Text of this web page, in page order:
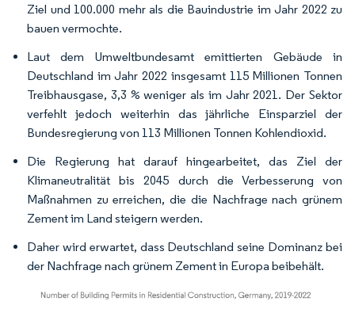
Ziel und 100.000 mehr als die Bauindustrie im Jahr 2022 zu
bauen vermochte.
Laut dem Umweltbundesamt emittierten Gebäude in
Deutschland im Jahr 2022 insgesamt 115 Millionen Tonnen
Treibhausgase, 3,3 % weniger als im Jahr 2021. Der Sektor
verfehlt jedoch weiterhin das jährliche Einsparziel der
Bundesregierung von 113 Millionen Tonnen Kohlendioxid.
Die Regierung hat darauf hingearbeitet, das Ziel der
Klimaneutralität bis 2045 durch die Verbesserung von
Maßnahmen zu erreichen, die die Nachfrage nach grünem
Zement im Land steigern werden.
Daher wird erwartet, dass Deutschland seine Dominanz bei
der Nachfrage nach grünem Zement in Europa beibehält.